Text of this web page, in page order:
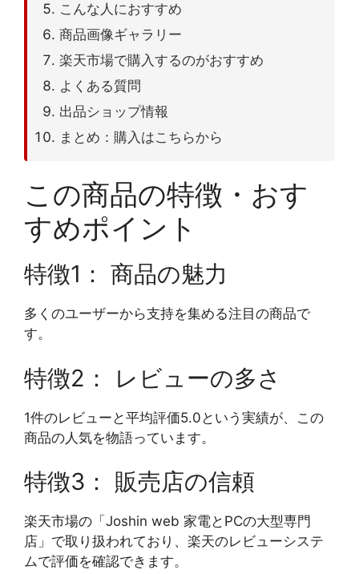
こんな人におすすめ
商品画像ギャラリー
楽天市場で購入するのがおすすめ
よくある質問
出品ショップ情報
まとめ：購入はこちらから
この商品の特徴・おす
すめポイント
特徴1： 商品の魅力
多くのユーザーから支持を集める注目の商品で
す。
特徴2： レビューの多さ
1件のレビューと平均評価5.0という実績が、この
商品の人気を物語っています。
特徴3： 販売店の信頼
楽天市場の「Joshin web 家電とPCの大型専門
店」で取り扱われており、楽天のレビューシステ
ムで評価を確認できます。